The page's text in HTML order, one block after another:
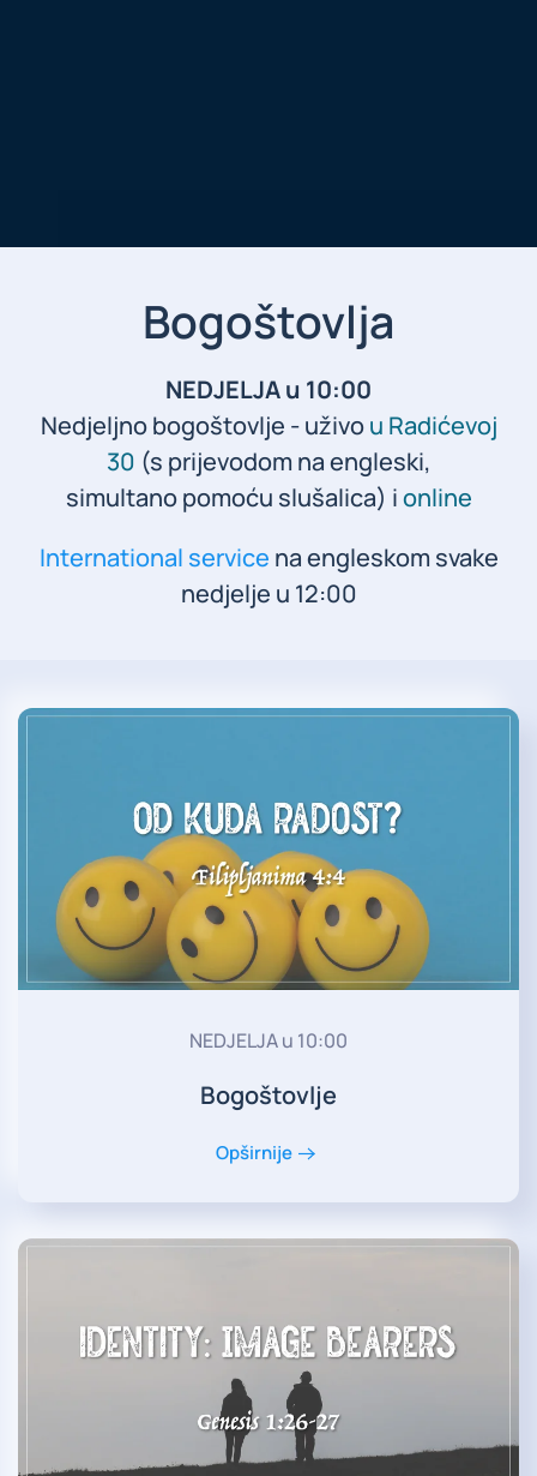
Bogoštovlja
NEDJELJA u 10:00
Nedjeljno bogoštovlje - uživou Radićevoj
30 (s prijevodom na engleski,
simultano pomoću slušalica) ionline
International service na engleskom svake
nedjelje u 12:00
NEDJELJA u 10:00
Bogoštovlje
Opširnije